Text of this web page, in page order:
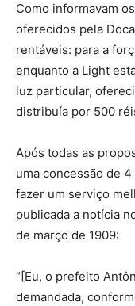
Como informavam
oferecidos pela
rentáveis: para a
enquanto a Light
luz particular,
distribuía por 500
Após todas as
uma concessão de
fazer um serviço
publicada a notícia
de março de 1909:
“[Eu, o prefeito
demandada,